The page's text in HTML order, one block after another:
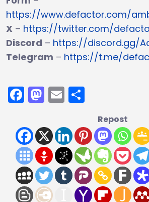
https://www.defactor.com/
X – https://twitter.com/
Discord – https://discord.gg/
Telegram – https://t.me/
Facebook
Mastodon
Email
Repost